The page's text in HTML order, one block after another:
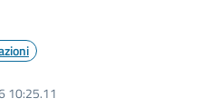
10:25.11